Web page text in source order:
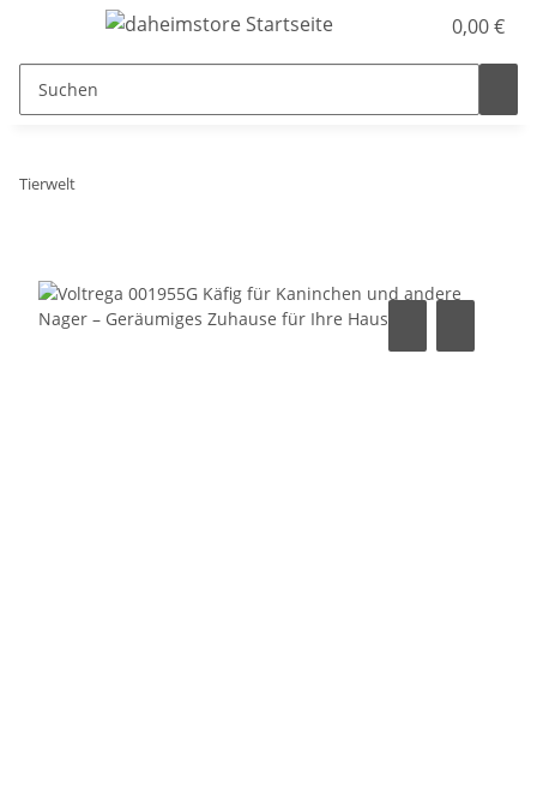
0,00 €
Tierwelt